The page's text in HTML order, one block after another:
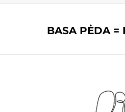
BASA PĖDA =